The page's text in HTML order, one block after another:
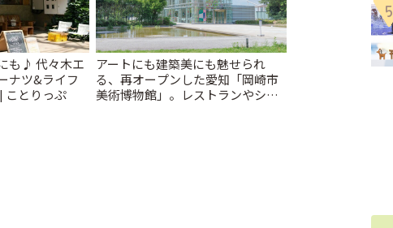
も♪ 代々木エ
ナツ&ライフ
ことりっぷ
アートにも建築美にも魅せられ
る、再オープンした愛知「岡崎市
美術博物館」。レストランやショ
5